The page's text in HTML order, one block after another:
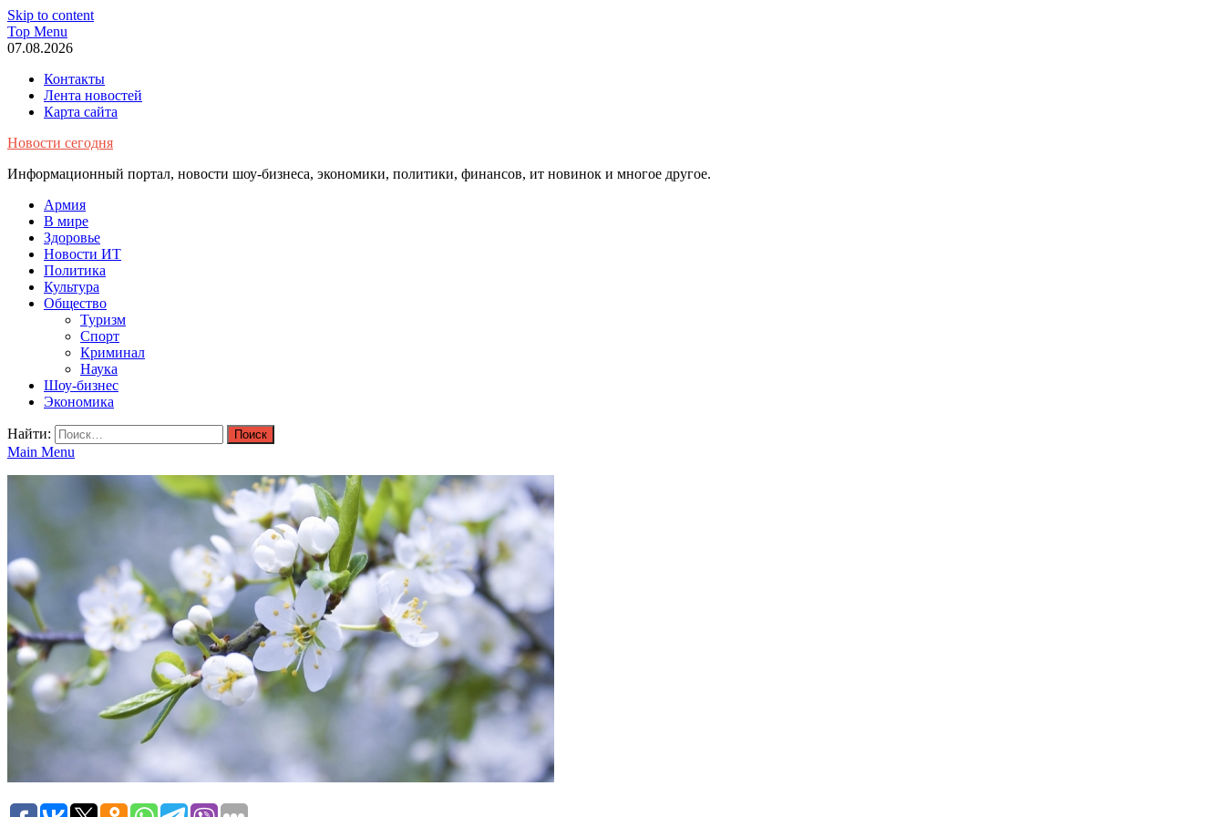
Skip to content
Top Menu
07.08.2026
Контакты
Лента новостей
Карта сайта
Новости сегодня
Информационный портал, новости шоу-бизнеса, экономики, политики, финансов, ит новинок и многое другое.
Армия
В мире
Здоровье
Новости ИТ
Политика
Культура
Общество
Туризм
Спорт
Криминал
Наука
Шоу-бизнес
Экономика
Найти:
Main Menu